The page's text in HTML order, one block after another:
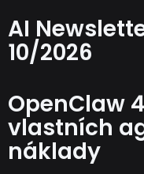
AI
10/2026
OpenClaw
vlastních
náklady